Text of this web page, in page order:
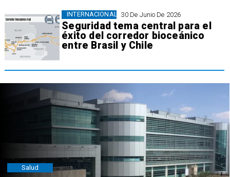
30 De Junio De 2026
Seguridad tema central para el
éxito del corredor bioceánico
entre Brasil y Chile
INTERNACIONAL
Salud